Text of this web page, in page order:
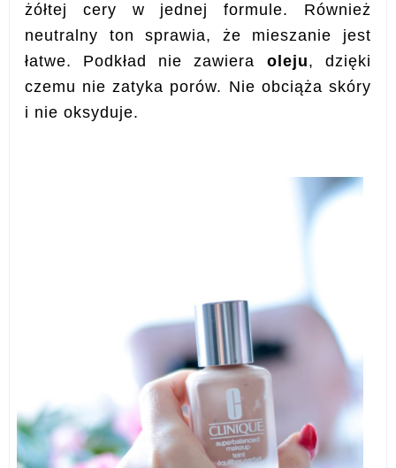
żółtej cery w jednej formule. Również
neutralny ton sprawia, że ​​mieszanie jest
łatwe. Podkład
nie zawiera oleju, dzięki
czemu nie zatyka porów. Nie obciąża skóry
i nie oksyduje.